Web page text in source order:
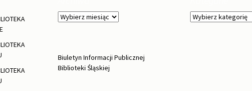
Archiwa Kategorie
Biuletyn Informacji Publicznej
Biblioteki Śląskiej